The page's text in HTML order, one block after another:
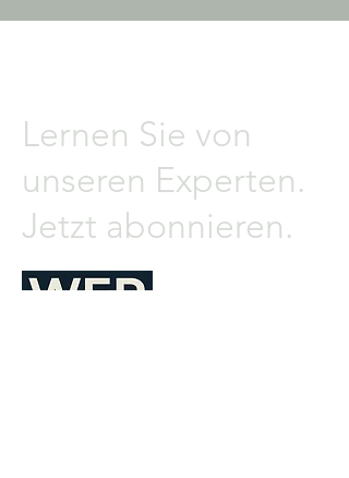
Lernen Sie von
unseren Experten.
Jetzt abonnieren.